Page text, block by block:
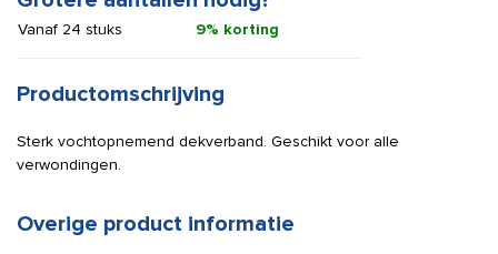
Vanaf 24 stuks 9% korting
Productomschrijving
Sterk vochtopnemend dekverband. Geschikt voor alle
verwondingen.
Overige product informatie